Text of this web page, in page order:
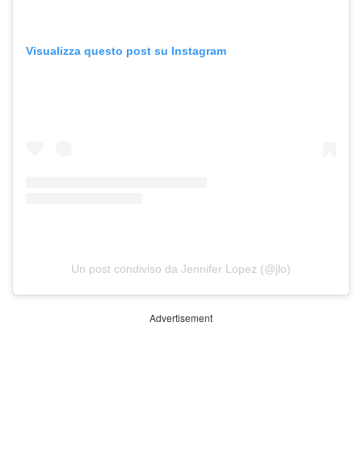
Visualizza questo post su Instagram
Un post condiviso da Jennifer Lopez (@jlo)
Advertisement